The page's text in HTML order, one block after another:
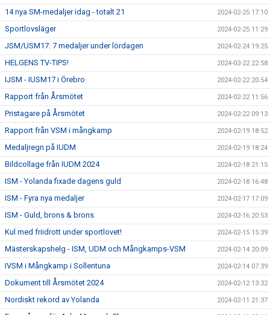
14 nya SM-medaljer idag - totalt 21 2024-02-25 17:10
Sportlovsläger 2024-02-25 11:29
JSM/USM17: 7 medaljer under lördagen 2024-02-24 19:25
HELGENS TV-TIPS! 2024-02-22 22:58
IJSM - IUSM17 i Örebro 2024-02-22 20:54
Rapport från Årsmötet 2024-02-22 11:56
Pristagare på Årsmötet 2024-02-22 09:13
Rapport från VSM i mångkamp 2024-02-19 18:52
Medaljregn på IUDM 2024-02-19 18:24
Bildcollage från IUDM 2024 2024-02-18 21:15
ISM - Yolanda fixade dagens guld 2024-02-18 16:48
ISM - Fyra nya medaljer 2024-02-17 17:09
ISM - Guld, brons & brons 2024-02-16 20:53
Kul med friidrott under sportlovet! 2024-02-15 15:39
Mästerskapshelg - ISM, UDM och Mångkamps-VSM 2024-02-14 20:09
IVSM i Mångkamp i Sollentuna 2024-02-14 07:39
Dokument till Årsmötet 2024 2024-02-12 13:32
Nordiskt rekord av Yolanda 2024-02-11 21:37